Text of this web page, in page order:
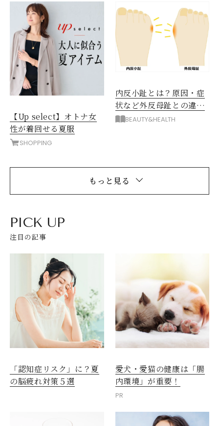
【Up select】オトナ女
性が着回せる夏服
SHOPPING
内反小趾とは？原因・症
状など外反母趾との違い
は？BEAUTY&HEALTH
もっと見る
PICK UP
注目の記事
「認知症リスク」に？夏
の脳疲れ対策５選
愛犬・愛猫の健康は「腸
内環境」が重要！
PR